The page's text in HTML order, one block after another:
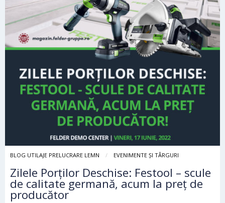
BLOG UTILAJE PRELUCRARE LEMN EVENIMENTE ȘI TÂRGURI
Zilele Porților Deschise: Festool – scule
de calitate germană, acum la preț de
producător